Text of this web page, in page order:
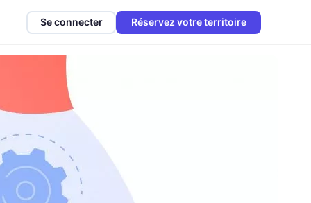
Se connecter Réservez votre territoire